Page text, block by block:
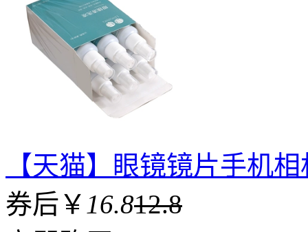
【天猫】眼镜镜片手机
券后￥ 16.812.8